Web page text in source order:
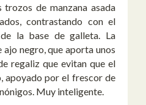
trozos de manzana asada
contrastando con el
la base de galleta. La
ajo negro, que aporta unos
regaliz que evitan que el
apoyado por el frescor de
Muy inteligente.